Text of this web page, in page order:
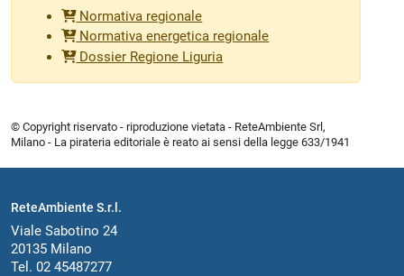
Normativa regionale
Normativa energetica regionale
Dossier Regione Liguria
© Copyright riservato - riproduzione vietata - ReteAmbiente Srl,
Milano - La pirateria editoriale è reato ai sensi della legge 633/1941
ReteAmbiente S.r.l.
Viale Sabotino 24
20135 Milano
Tel. 02 45487277